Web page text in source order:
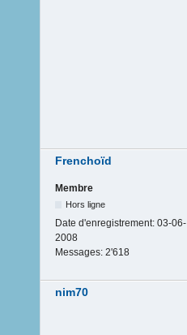
Frenchoïd
Membre
Hors ligne
Date d'enregistrement: 03-06-
2008
Messages: 2'618
nim70